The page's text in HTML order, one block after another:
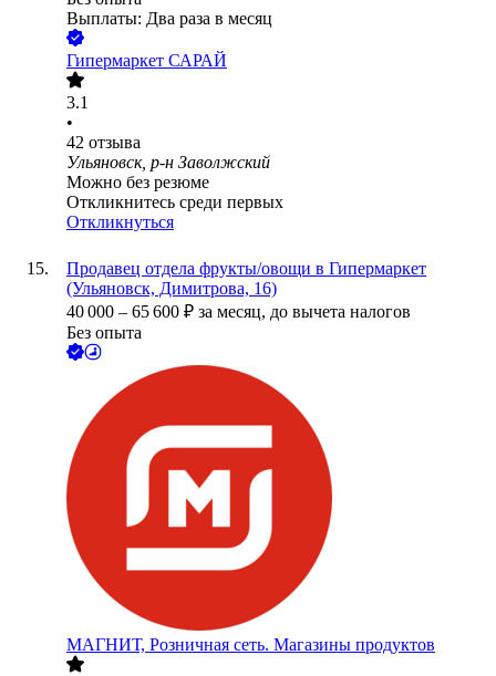
Выплаты: Два раза в месяц
Гипермаркет САРАЙ
3.1
•
42 отзыва
Ульяновск, р-н Заволжский
Можно без резюме
Откликнитесь среди первых
Откликнуться
Продавец отдела фрукты/овощи в Гипермаркет
(Ульяновск, Димитрова, 16)
40 000 – 65 600 ₽ за месяц, до вычета налогов
Без опыта
МАГНИТ, Розничная сеть. Магазины продуктов